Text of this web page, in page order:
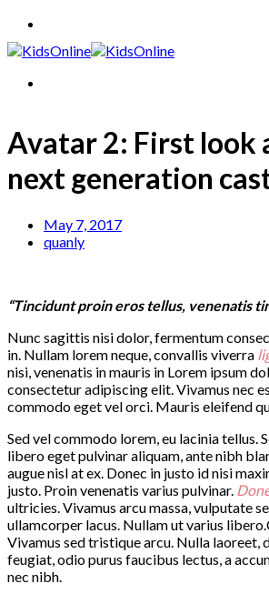
Skip
to
content
Avatar 2: First look
next generation
May 7, 2017
quanly
“Tincidunt proin eros tellus, venenatis
Nunc sagittis nisi dolor, fermentum
in. Nullam lorem neque, convallis viverra
nisi, venenatis in mauris in Lorem ipsum
consectetur adipiscing elit. Vivamus nec
commodo eget vel orci. Mauris eleifend
Sed vel commodo lorem, eu lacinia tellus.
libero eget pulvinar aliquam, ante nibh
augue nisl at ex. Donec in justo id nisi
justo. Proin venenatis varius pulvinar.
ultricies. Vivamus arcu massa, vulputate
ullamcorper lacus. Nullam ut varius
Vivamus sed tristique arcu. Nulla laoreet,
feugiat, odio purus faucibus lectus, a
nec nibh.